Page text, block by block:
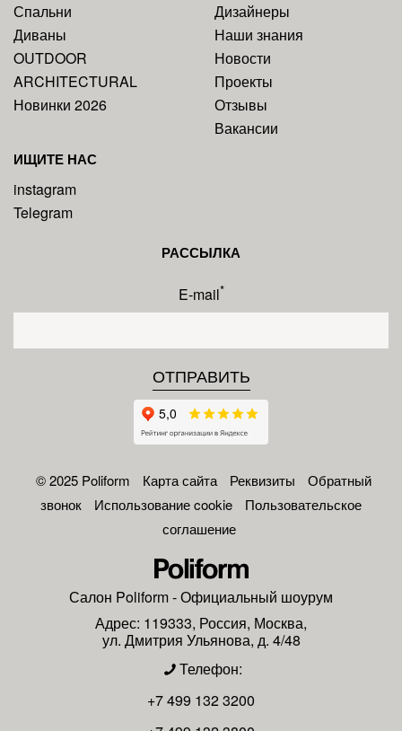
Спальни
Диваны
OUTDOOR
ARCHITECTURAL
Новинки 2026
Дизайнеры
Наши знания
Новости
Проекты
Отзывы
Вакансии
ИЩИТЕ НАС
instagram
Telegram
РАССЫЛКА
E-mail*
© 2025 Poliform Карта сайта Реквизиты
Обратный
звонок
Использование cookie
Пользовательское
соглашение
Салон Poliform- Официальный шоурум
Адрес: 119333, Россия, Москва,
ул. Дмитрия Ульянова, д. 4/48
Телефон:
+7 499 132 3200